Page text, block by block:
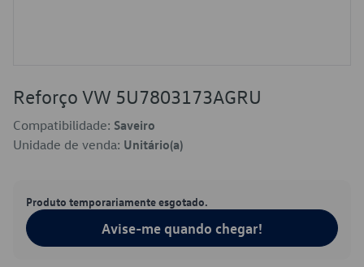
Reforço VW 5U7803173AGRU
Compatibilidade: Saveiro
Unidade de venda: Unitário(a)
Produto temporariamente esgotado.
Avise-me quando chegar!